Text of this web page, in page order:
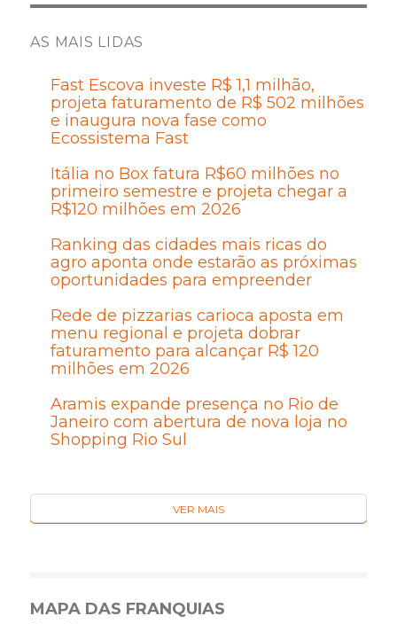
AS MAIS LIDAS
Fast Escova investe R$ 1,1 milhão,
projeta faturamento de R$ 502 milhões
e inaugura nova fase como
Ecossistema Fast
Itália no Box fatura R$60 milhões no
primeiro semestre e projeta chegar a
R$120 milhões em 2026
Ranking das cidades mais ricas do
agro aponta onde estarão as próximas
oportunidades para empreender
Rede de pizzarias carioca aposta em
menu regional e projeta dobrar
faturamento para alcançar R$ 120
milhões em 2026
Aramis expande presença no Rio de
Janeiro com abertura de nova loja no
Shopping Rio Sul
VER MAIS
MAPA DAS FRANQUIAS